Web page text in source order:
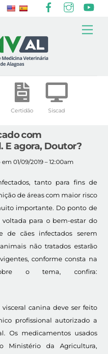
Certidão Siscad
com
E agora, Doutor?
01/09/2019 – 12:00am
tanto para fins de
de áreas com maior risco
importante. Do ponto de
para o bem-estar do
de cães infectados serem
não tratados estarão
conforme consta na
o tema, confira:
canina deve ser feito
profissional autorizado a
Os medicamentos usados
Ministério da Agricultura,